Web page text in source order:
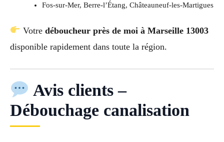
Fos-sur-Mer, Berre-l’Étang, Châteauneuf-les-Martigues
Votre déboucheur près de moi à Marseille 13003
disponible rapidement dans toute la région.
Avis clients –
Débouchage canalisation